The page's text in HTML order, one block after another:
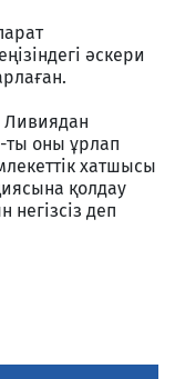
әскери
Ливиядан
ты оны ұрлап
хатшысы
қолдау
негізсіз деп